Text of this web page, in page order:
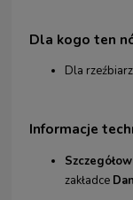
Dla kogo ten
Dla
Informacje
zakładce